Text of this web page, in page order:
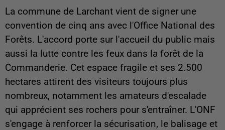
La commune de Larchant vient de signer une
convention de cinq ans avec l'Office National des
Forêts. L'accord porte sur l'accueil du public mais
aussi la lutte contre les feux dans la forêt de la
Commanderie. Cet espace fragile et ses 2.500
hectares attirent des visiteurs toujours plus
nombreux, notamment les amateurs d'escalade
qui apprécient ses rochers pour s'entraîner. L'ONF
s'engage à renforcer la sécurisation, le balisage et